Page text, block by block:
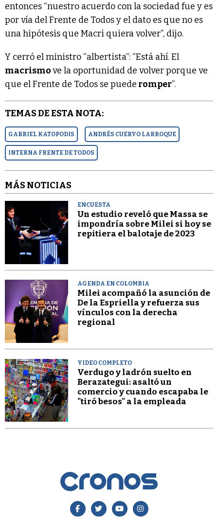
entonces “nuestro acuerdo con la sociedad fue y es
por vía del Frente de Todos y el dato es que no es
una hipótesis que Macri quiera volver”, dijo.
Y cerró el ministro “albertista”: “Está ahí. El
macrismove la oportunidad de volver porque ve
que el Frente de Todos se puede romper”.
TEMAS DE ESTA NOTA:
GABRIEL KATOPODIS ANDRÉS CUERVO LARROQUE
INTERNA FRENTE DE TODOS
MÁS NOTICIAS
ENCUESTA
Un estudio reveló que Massa se
impondría sobre Milei si hoy se
repitiera el balotaje de 2023
AGENDA EN COLOMBIA
Milei acompañó la asunción de
De la Espriella y refuerza sus
vínculos con la derecha
regional
VIDEO COMPLETO
Verdugo y ladrón suelto en
Berazategui: asaltó un
comercio y cuando escapaba le
"tiró besos" a la empleada